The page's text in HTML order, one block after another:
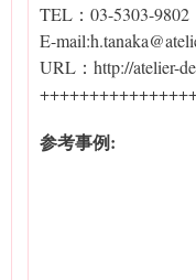
TEL：03-5303-
E-
URL：http://atelier-
参考事例: